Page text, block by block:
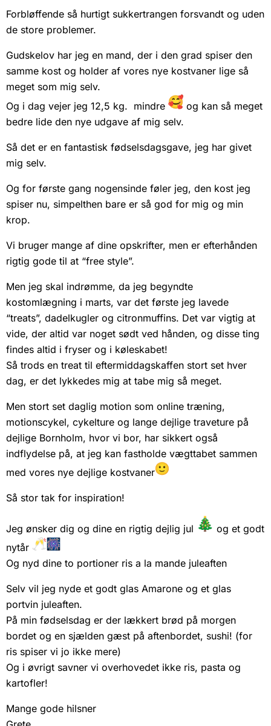
Forbløffende så hurtigt sukkertrangen forsvandt og uden
de store problemer.
Gudskelov har jeg en mand, der i den grad spiser den
samme kost og holder af vores nye kostvaner lige så
meget som mig selv.
Og i dag vejer jeg 12,5 kg. mindre
og kan så meget
bedre lide den nye udgave af mig selv.
Så det er en fantastisk fødselsdagsgave, jeg har givet
mig selv.
Og for første gang nogensinde føler jeg, den kost jeg
spiser nu, simpelthen bare er så god for mig og min
krop.
Vi bruger mange af dine opskrifter, men er efterhånden
rigtig gode til at “free style”.
Men jeg skal indrømme, da jeg begyndte
kostomlægning i marts, var det første jeg lavede
“treats”, dadelkugler og citronmuffins. Det var vigtig at
vide, der altid var noget sødt ved hånden, og disse ting
findes altid i fryser og i køleskabet!
Så trods en treat til eftermiddagskaffen stort set hver
dag, er det lykkedes mig at tabe mig så meget.
Men stort set daglig motion som online træning,
motionscykel, cykelture og lange dejlige traveture på
dejlige Bornholm, hvor vi bor, har sikkert også
indflydelse på, at jeg kan fastholde vægttabet sammen
med vores nye dejlige kostvaner
Så stor tak for inspiration!
Jeg ønsker dig og dine en rigtig dejlig jul
og et godt
nytår
Og nyd dine to portioner ris a la mande juleaften
Selv vil jeg nyde et godt glas Amarone og et glas
portvin juleaften.
På min fødselsdag er der lækkert brød på morgen
bordet og en sjælden gæst på aftenbordet, sushi! (for
ris spiser vi jo ikke mere)
Og i øvrigt savner vi overhovedet ikke ris, pasta og
kartofler!
Mange gode hilsner